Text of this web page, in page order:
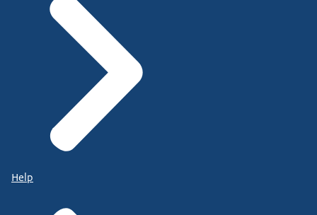
Help